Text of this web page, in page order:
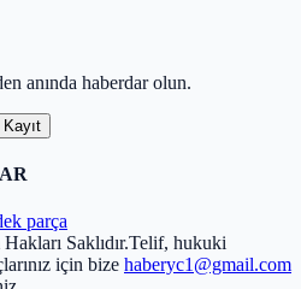
anında haberdar olun.
Kayıt
parça
Saklıdır.Telif, hukuki
için bize haberyc1@gmail.com